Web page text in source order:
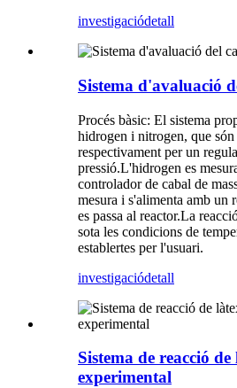
investigaciódetall
Sistema d'avaluació
Procés bàsic: El sistema
hidrogen i nitrogen, que
respectivament per un
pressió.L'hidrogen es
controlador de cabal de
mesura i s'alimenta amb un
es passa al reactor.La
sota les condicions de
establertes per l'usuari.
investigaciódetall
Sistema de reacció
experimental